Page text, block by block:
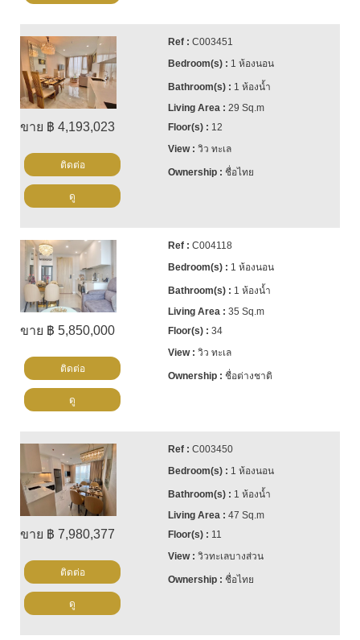
ขาย ฿ 4,193,023
C003451
1 ห้องนอน
1 ห้องน้ำ
29 Sq.m
12
วิว ทะเล
ชื่อไทย
ติดต่อ
ดู
ขาย ฿ 5,850,000
C004118
1 ห้องนอน
1 ห้องน้ำ
35 Sq.m
34
วิว ทะเล
ชื่อต่างชาติ
ติดต่อ
ดู
ขาย ฿ 7,980,377
C003450
1 ห้องนอน
1 ห้องน้ำ
47 Sq.m
11
วิวทะเลบางส่วน
ชื่อไทย
ติดต่อ
ดู